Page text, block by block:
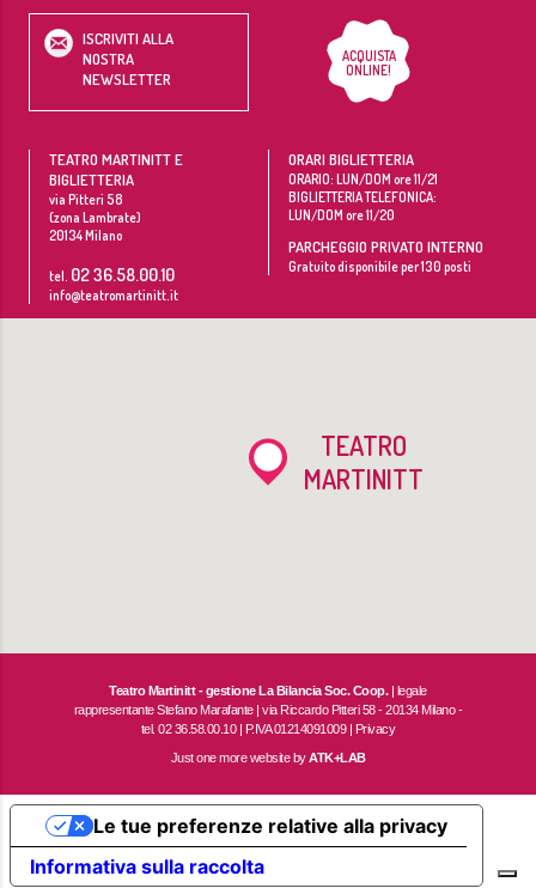
ISCRIVITI ALLA
NOSTRA
NEWSLETTER
ACQUISTA
ONLINE!
TEATRO MARTINITT E
BIGLIETTERIA
via Pitteri 58
(zona Lambrate)
20134Milano
tel. 02 36.58.00.10
info@teatromartinitt.it
ORARI BIGLIETTERIA
ORARIO: LUN/DOM ore 11/21
BIGLIETTERIA TELEFONICA:
LUN/DOM ore 11/20
PARCHEGGIO PRIVATO INTERNO
Gratuito disponibile per 130 posti
TEATRO
MARTINITT
Teatro Martinitt - gestione La Bilancia Soc. Coop.| legale
rappresentante Stefano Marafante | via Riccardo Pitteri 58 - 20134 Milano -
tel. 02 36.58.00.10 | P.IVA 01214091009 | Privacy
Just one more website byATK+LAB
Informativa sulla raccolta
Le tue preferenze relative alla privacy